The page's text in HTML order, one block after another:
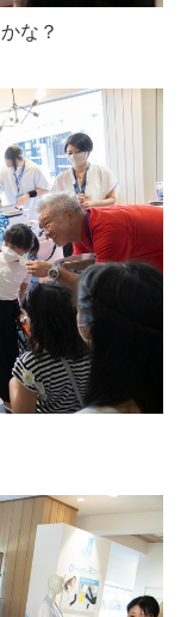
な？